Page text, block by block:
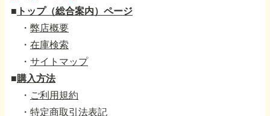
■ トップ（総合案内）ページ
・ 弊店概要
・ 在庫検索
・ サイトマップ
■購入方法
・ ご利用規約
・ 特定商取引法表記